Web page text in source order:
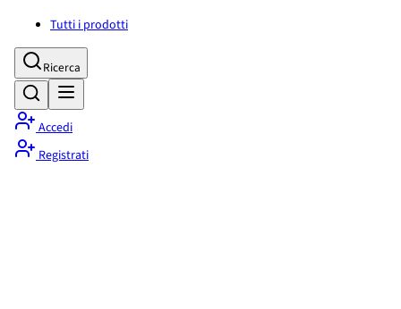
Tutti i prodotti
Ricerca
Accedi
Registrati